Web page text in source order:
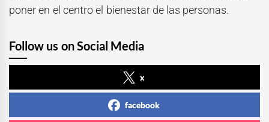
poner en el centro el bienestar de las personas.
Follow us on Social Media
x
facebook